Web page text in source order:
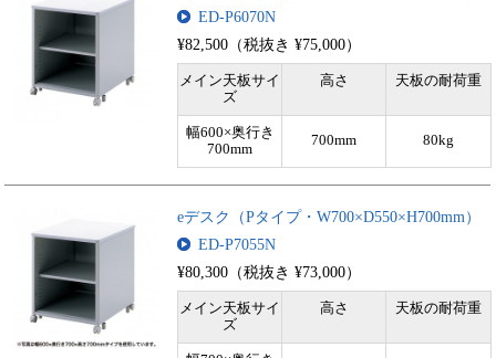
ED-P6070N
¥82,500（税抜き ¥75,000）
メイン天板サイ
ズ
高さ 天板の耐荷重
幅600×奥行き
700mm
700mm 80kg
eデスク（Pタイプ・W700×D550×H700mm）
ED-P7055N
¥80,300（税抜き ¥73,000）
メイン天板サイ
ズ
高さ 天板の耐荷重